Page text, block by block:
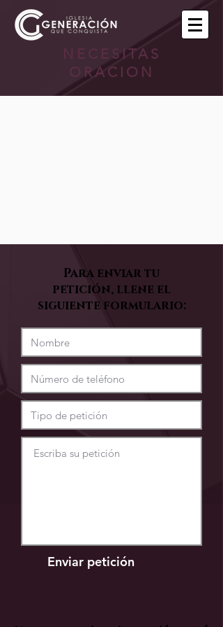
NECESITAS
ORACION
Para enviar tu
petición, llene el
siguiente formulario:
Enviar petición